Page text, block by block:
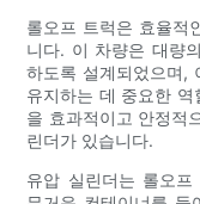
롤오프 트럭은 효율적
니다. 이 차량은 대량
하도록 설계되었으며,
유지하는 데 중요한
을 효과적이고 안정적
린더가 있습니다.
유압 실린더는 롤오